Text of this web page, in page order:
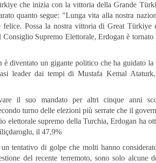
che inizia con la vittoria della Grande
quanto segue: "Lunga vita alla nostra
Possa la nostra vittoria di Great Türkiye
Supremo Elettorale, Erdogan è
diventato un gigante politico che ha guidato la
leader dai tempi di Mustafa Kemal
il suo mandato per altri cinque anni
turno delle elezioni più serrate che il
elettorale supremo della Turchia, Erdogan ha
il 47,9%
tentativo di golpe che molti hanno
del recente terremoto, sono solo alcune